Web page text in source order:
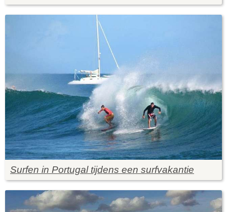
Surfen in Portugal tijdens een surfvakantie